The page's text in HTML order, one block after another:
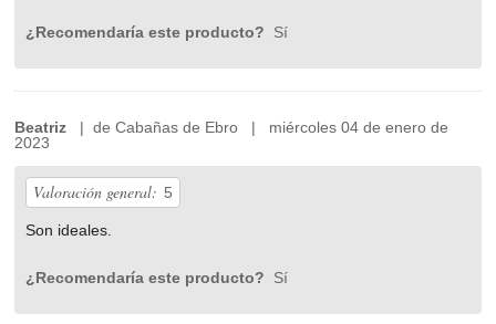
¿Recomendaría este producto? Sí
Beatriz | de Cabañas de Ebro | miércoles 04 de enero de
2023
Valoración general: 5
Son ideales.
¿Recomendaría este producto? Sí